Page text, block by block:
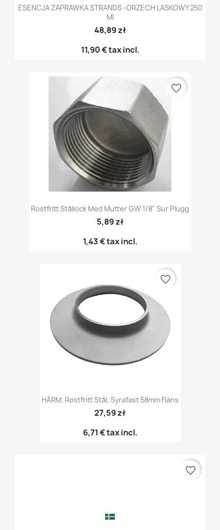
ESENCJA ZAPRAWKA STRANDS -ORZECH LASKOWY 250
Ml
48,89 zł
11,90 €tax incl.
Rostfritt Stållock Med Mutter GW 1/8" Sur Plugg
5,89 zł
1,43 €tax incl.
favorite_border
HÄRM, Rostfritt Stål, Syrafast 58mm Fläns
27,59 zł
6,71 €tax incl.
favorite_border
favorite_border